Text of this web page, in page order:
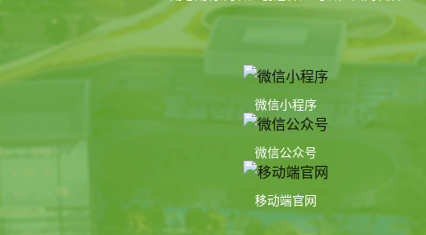
微信小程序
微信公众号
移动端官网